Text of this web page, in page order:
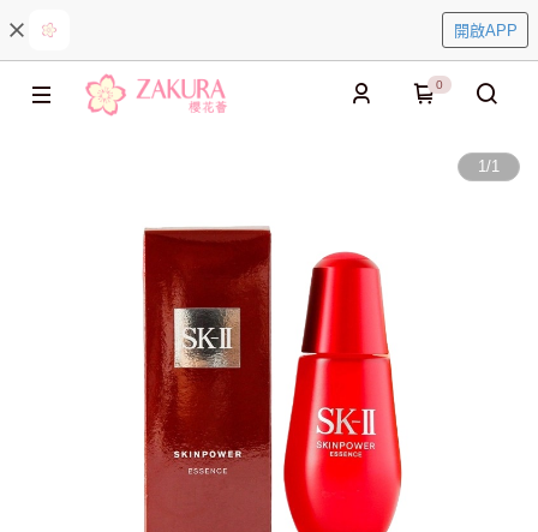
開啟APP
0
1/1